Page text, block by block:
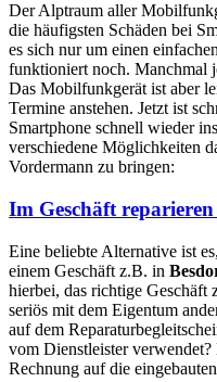
Der Alptraum aller
die häufigsten Schäden bei
es sich nur um einen
funktioniert noch. Manchmal
Das Mobilfunkgerät ist aber
Termine anstehen. Jetzt ist
Smartphone schnell wieder
verschiedene Möglichkeiten
Vordermann zu bringen:
Im Geschäft reparieren
Eine beliebte Alternative ist
einem Geschäft z.B. in
hierbei, das richtige Geschäft
seriös mit dem Eigentum
auf dem
vom Dienstleister
Rechnung auf die